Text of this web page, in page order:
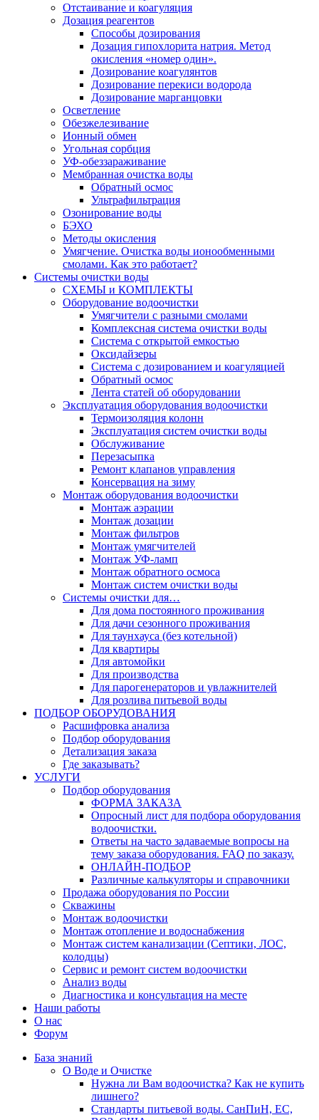
Отстаивание и коагуляция
Дозация реагентов
Способы дозирования
Дозация гипохлорита натрия. Метод
окисления «номер один».
Дозирование коагулянтов
Дозирование перекиси водорода
Дозирование марганцовки
Осветление
Обезжелезивание
Ионный обмен
Угольная сорбция
УФ-обеззараживание
Мембранная очистка воды
Обратный осмос
Ультрафильтрация
Озонирование воды
БЭХО
Методы окисления
Умягчение. Очистка воды ионообменными
смолами. Как это работает?
Системы очистки воды
СХЕМЫ и КОМПЛЕКТЫ
Оборудование водоочистки
Умягчители с разными смолами
Комплексная система очистки воды
Система с открытой емкостью
Оксидайзеры
Система с дозированием и коагуляцией
Обратный осмос
Лента статей об оборудовании
Эксплуатация оборудования водоочистки
Термоизоляция колонн
Эксплуатация систем очистки воды
Обслуживание
Перезасыпка
Ремонт клапанов управления
Консервация на зиму
Монтаж оборудования водоочистки
Монтаж аэрации
Монтаж дозации
Монтаж фильтров
Монтаж умягчителей
Монтаж УФ-ламп
Монтаж обратного осмоса
Монтаж систем очистки воды
Системы очистки для…
Для дома постоянного проживания
Для дачи сезонного проживания
Для таунхауса (без котельной)
Для квартиры
Для автомойки
Для производства
Для парогенераторов и увлажнителей
Для розлива питьевой воды
ПОДБОР ОБОРУДОВАНИЯ
Расшифровка анализа
Подбор оборудования
Детализация заказа
Где заказывать?
УСЛУГИ
Подбор оборудования
ФОРМА ЗАКАЗА
Опросный лист для подбора оборудования
водоочистки.
Ответы на часто задаваемые вопросы на
тему заказа оборудования. FAQ по заказу.
ОНЛАЙН-ПОДБОР
Различные калькуляторы и справочники
Продажа оборудования по России
Скважины
Монтаж водоочистки
Монтаж отопление и водоснабжения
Монтаж систем канализации (Септики, ЛОС,
колодцы)
Сервис и ремонт систем водоочистки
Анализ воды
Диагностика и консультация на месте
Наши работы
О нас
Форум
База знаний
О Воде и Очистке
Нужна ли Вам водоочистка? Как не купить
лишнего?
Стандарты питьевой воды. СанПиН, ЕС,